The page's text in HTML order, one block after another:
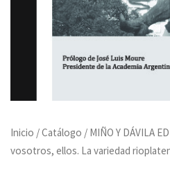
Inicio /Catálogo / MIÑO Y DÁVILA
vosotros, ellos. La variedad